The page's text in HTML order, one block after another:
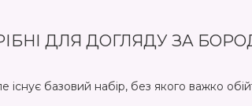
ДЛЯ ДОГЛЯДУ ЗА
базовий набір, без якого важко